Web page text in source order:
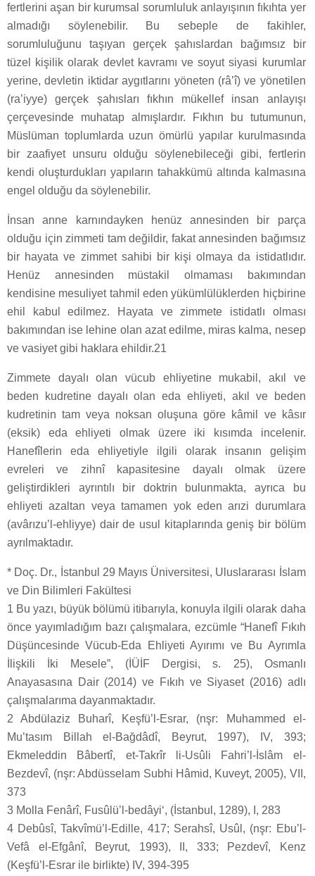
fertlerini aşan bir kurumsal sorumluluk anlayışının fıkıhta yer
almadığı söylenebilir. Bu sebeple de fakihler,
sorumluluğunu taşıyan gerçek şahıslardan bağımsız bir
tüzel kişilik olarak devlet kavramı ve soyut siyasi kurumlar
yerine, devletin iktidar aygıtlarını yöneten (râ’î) ve yönetilen
(ra’iyye) gerçek şahısları fıkhın mükellef insan anlayışı
çerçevesinde muhatap almışlardır. Fıkhın bu tutumunun,
Müslüman toplumlarda uzun ömürlü yapılar kurulmasında
bir zaafiyet unsuru olduğu söylenebileceği gibi, fertlerin
kendi oluşturdukları yapıların tahakkümü altında kalmasına
engel olduğu da söylenebilir.
İnsan anne karnındayken henüz annesinden bir parça
olduğu için zimmeti tam değildir, fakat annesinden bağımsız
bir hayata ve zimmet sahibi bir kişi olmaya da istidatlıdır.
Henüz annesinden müstakil olmaması bakımından
kendisine mesuliyet tahmil eden yükümlülüklerden hiçbirine
ehil kabul edilmez. Hayata ve zimmete istidatlı olması
bakımından ise lehine olan azat edilme, miras kalma, nesep
ve vasiyet gibi haklara ehildir.21
Zimmete dayalı olan vücub ehliyetine mukabil, akıl ve
beden kudretine dayalı olan eda ehliyeti, akıl ve beden
kudretinin tam veya noksan oluşuna göre kâmil ve kâsır
(eksik) eda ehliyeti olmak üzere iki kısımda incelenir.
Hanefîlerin eda ehliyetiyle ilgili olarak insanın gelişim
evreleri ve zihnî kapasitesine dayalı olmak üzere
geliştirdikleri ayrıntılı bir doktrin bulunmakta, ayrıca bu
ehliyeti azaltan veya tamamen yok eden arızi durumlara
(avârızu’l-ehliyye) dair de usul kitaplarında geniş bir bölüm
ayrılmaktadır.
* Doç. Dr., İstanbul 29 Mayıs Üniversitesi, Uluslararası İslam
ve Din Bilimleri Fakültesi
1 Bu yazı, büyük bölümü itibarıyla, konuyla ilgili olarak daha
önce yayımladığım bazı çalışmalara, ezcümle “Hanefî Fıkıh
Düşüncesinde Vücub-Eda Ehliyeti Ayırımı ve Bu Ayrımla
İlişkili İki Mesele”, (İÜİF Dergisi, s. 25), Osmanlı
Anayasasına Dair (2014) ve Fıkıh ve Siyaset (2016) adlı
çalışmalarıma dayanmaktadır.
2 Abdülaziz Buharî, Keşfü’l-Esrar, (nşr: Muhammed el-
Mu’tasım Billah el-Bağdâdî, Beyrut, 1997), IV, 393;
Ekmeleddin Bâbertî, et-Takrîr li-Usûli Fahri’l-İslâm el-
Bezdevî, (nşr: Abdüsselam Subhi Hâmid, Kuveyt, 2005), VII,
373
3 Molla Fenârî, Fusûlü’l-bedâyi‘, (İstanbul, 1289), I, 283
4 Debûsî, Takvîmü’l-Edille, 417; Serahsî, Usûl, (nşr: Ebu’l-
Vefâ el-Efgânî, Beyrut, 1993), II, 333; Pezdevî, Kenz
(Keşfü’l-Esrar ile birlikte) IV, 394-395